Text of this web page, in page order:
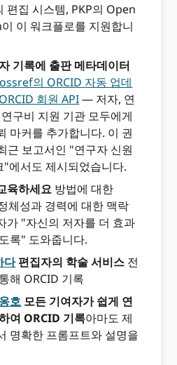
편집 시스템, PKP의 Open
이 워크플로를 지원합니
기록에 출판 메타데이터
의 ORCID 자동 업데
ORCID 회원 API— 저자, 연
구비 지원 기관 모두에게
마커를 추가합니다. 이 권
근 보고서인 "연구자 신원
"에서도 제시되었습니다.
육하세요 방법에 대한
체성과 경력에 대한 맥락
가 "자신의 저자를 더 효과
록" 도와줍니다.
다편집자의 학술 서비스 전
해 ORCID 기록
호 모든 기여자가 쉽게 연
여 ORCID 기록아마도 제
명확한 프롬프트와 설명을